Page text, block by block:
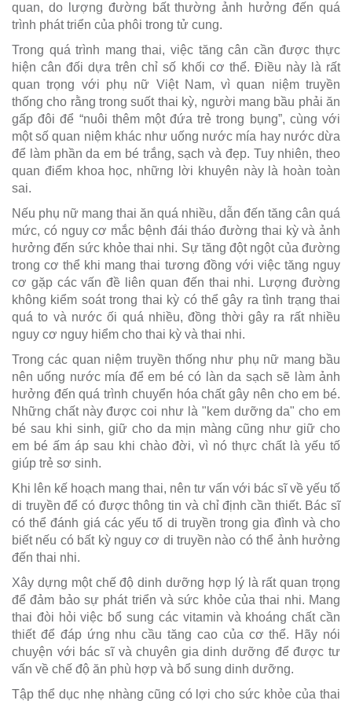
quan, do lượng đường bất thường ảnh hưởng đến quá
trình phát triển của phôi trong tử cung.
Trong quá trình mang thai, việc tăng cân cần được thực
hiện cân đối dựa trên chỉ số khối cơ thể. Điều này là rất
quan trọng với phụ nữ Việt Nam, vì quan niệm truyền
thống cho rằng trong suốt thai kỳ, người mang bầu phải ăn
gấp đôi để “nuôi thêm một đứa trẻ trong bụng”, cùng với
một số quan niệm khác như uống nước mía hay nước dừa
để làm phần da em bé trắng, sạch và đẹp. Tuy nhiên, theo
quan điểm khoa học, những lời khuyên này là hoàn toàn
sai.
Nếu phụ nữ mang thai ăn quá nhiều, dẫn đến tăng cân quá
mức, có nguy cơ mắc bệnh đái tháo đường thai kỳ và ảnh
hưởng đến sức khỏe thai nhi. Sự tăng đột ngột của đường
trong cơ thể khi mang thai tương đồng với việc tăng nguy
cơ gặp các vấn đề liên quan đến thai nhi. Lượng đường
không kiểm soát trong thai kỳ có thể gây ra tình trạng thai
quá to và nước ối quá nhiều, đồng thời gây ra rất nhiều
nguy cơ nguy hiểm cho thai kỳ và thai nhi.
Trong các quan niệm truyền thống như phụ nữ mang bầu
nên uống nước mía để em bé có làn da sạch sẽ làm ảnh
hưởng đến quá trình chuyển hóa chất gây nên cho em bé.
Những chất này được coi như là "kem dưỡng da" cho em
bé sau khi sinh, giữ cho da mịn màng cũng như giữ cho
em bé ấm áp sau khi chào đời, vì nó thực chất là yếu tố
giúp trẻ sơ sinh.
Khi lên kế hoạch mang thai, nên tư vấn với bác sĩ về yếu tố
di truyền để có được thông tin và chỉ định cần thiết. Bác sĩ
có thể đánh giá các yếu tố di truyền trong gia đình và cho
biết nếu có bất kỳ nguy cơ di truyền nào có thể ảnh hưởng
đến thai nhi.
Xây dựng một chế độ dinh dưỡng hợp lý là rất quan trọng
để đảm bảo sự phát triển và sức khỏe của thai nhi. Mang
thai đòi hỏi việc bổ sung các vitamin và khoáng chất cần
thiết để đáp ứng nhu cầu tăng cao của cơ thể. Hãy nói
chuyện với bác sĩ và chuyên gia dinh dưỡng để được tư
vấn về chế độ ăn phù hợp và bổ sung dinh dưỡng.
Tập thể dục nhẹ nhàng cũng có lợi cho sức khỏe của thai